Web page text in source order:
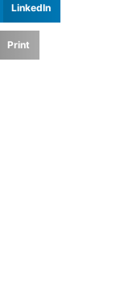
LinkedIn
Print